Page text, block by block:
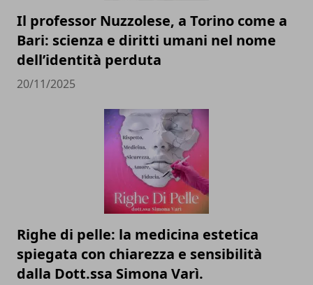
Il professor Nuzzolese, a Torino come a
Bari: scienza e diritti umani nel nome
dell’identità perduta
20/11/2025
Righe di pelle: la medicina estetica
spiegata con chiarezza e sensibilità
dalla Dott.ssa Simona Varì.